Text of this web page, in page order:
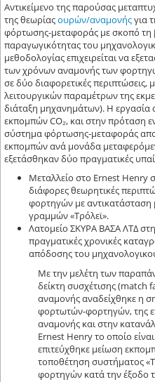
Αντικείμενο της παρούσας
της θεωρίαςουρών/αναμονήςγια
φόρτωσης-μεταφοράς με σκοπό τη
παραγωγικότητας του
μεθοδολογίας επιχειρείται να
των χρόνων αναμονής των
σε δύο διαφορετικές
λειτουργικών παραμέτρων της
διάταξη μηχανημάτων). Η εργασία
εκπομπών CO₂, και στην πρόταση
σύστημα φόρτωσης-μεταφοράς
εκπομπών ανά μονάδα
εξετάσθηκαν δύο πραγματικές
Μεταλλείο στο Ernest Henry
διάφορες θεωρητικές
φορτηγών με αντικατάσταση
γραμμών «Τρόλεϊ».
Λατομείο ΣΚΥΡΑ ΒΑΣΑ ΛΤΔ
πραγματικές χρονικές
απόδοσης του
Με την μελέτη των
δείκτη συσχέτισης (match
αναμονής αναδείχθηκε η
φορτωτών-φορτηγών, της
αναμονής και στην
Ernest Henry το οποίο
επιτεύχθηκε μείωση
τοποθέτηση συστήματος
φορτηγών κατά την έξοδο